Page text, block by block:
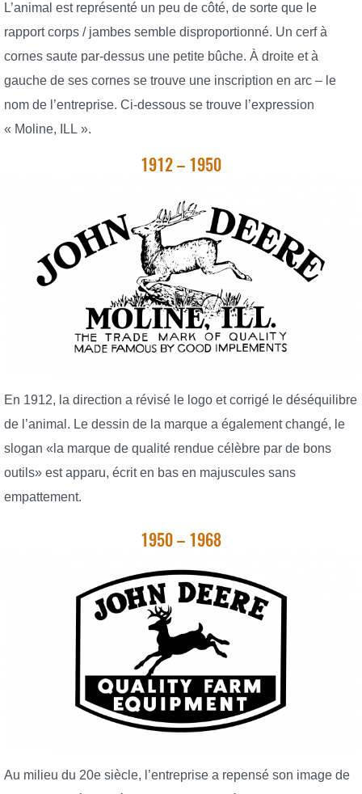
L’animal est représenté un peu de côté, de sorte que le
rapport corps / jambes semble disproportionné. Un cerf à
cornes saute par-dessus une petite bûche. À droite et à
gauche de ses cornes se trouve une inscription en arc – le
nom de l’entreprise. Ci-dessous se trouve l’expression
« Moline, ILL ».
1912 – 1950
En 1912, la direction a révisé le logo et corrigé le déséquilibre
de l’animal. Le dessin de la marque a également changé, le
slogan «la marque de qualité rendue célèbre par de bons
outils» est apparu, écrit en bas en majuscules sans
empattement.
1950 – 1968
Au milieu du 20e siècle, l’entreprise a repensé son image de